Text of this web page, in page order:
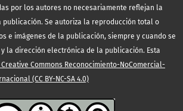
por los autores no necesariamente reflejan la
Se autoriza la reproducción total o
e imágenes de la publicación, siempre y cuando se
la dirección electrónica de la publicación. Esta
Creative Commons Reconocimiento-NoComercial-
(CC BY-NC-SA 4.0)